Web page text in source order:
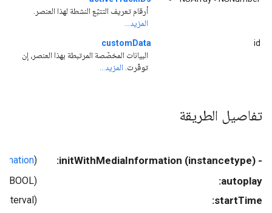
أرقام تعريف التتبّع النشطة لهذا العنصر.
المزيد...
id
customData
البيانات المخصّصة المرتبطة بهذا العنصر، إن
توفّرت. المزيد...
تفاصيل الطريقة
- (instancetype) initWithMediaInformation:
(
autoplay:
(BOOL)
startTime:
(NSTimeInterval)